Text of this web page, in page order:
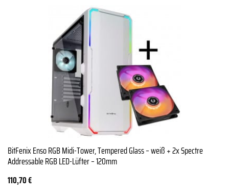
BitFenix Enso RGB Midi-Tower, Tempered Glass – weiß + 2x Spectre
Addressable RGB LED-Lüfter – 120mm
110,70€